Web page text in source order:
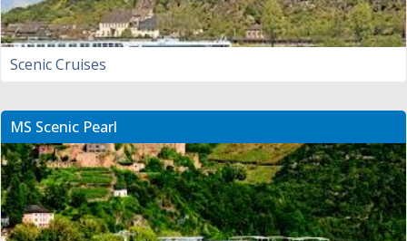
Scenic Cruises
MS Scenic Pearl